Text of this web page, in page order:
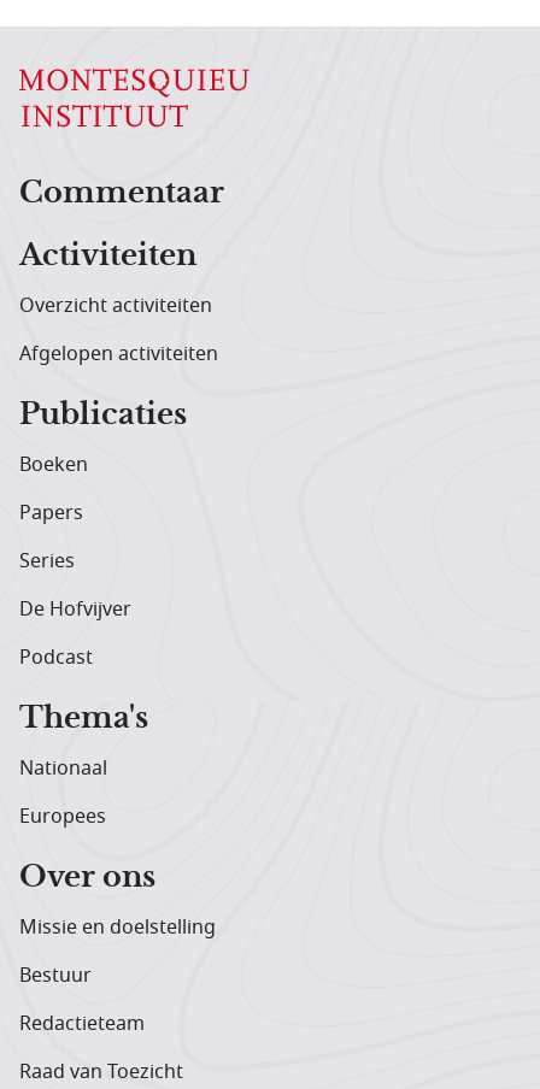
Hoofdnavigatiemenu
Commentaar
Activiteiten
Overzicht activiteiten
Afgelopen activiteiten
Publicaties
Boeken
Papers
Series
De Hofvijver
Podcast
Thema's
Nationaal
Europees
Over ons
Missie en doelstelling
Bestuur
Redactieteam
Raad van Toezicht